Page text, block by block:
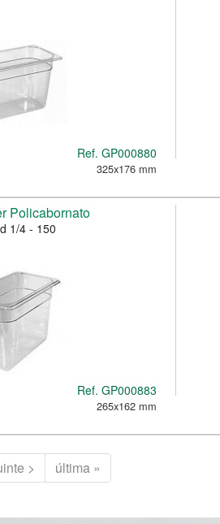
Ref. GP000880
325x176 mm
Ref. GP000883
265x162 mm
Policabornato
1/4 - 150
> última »